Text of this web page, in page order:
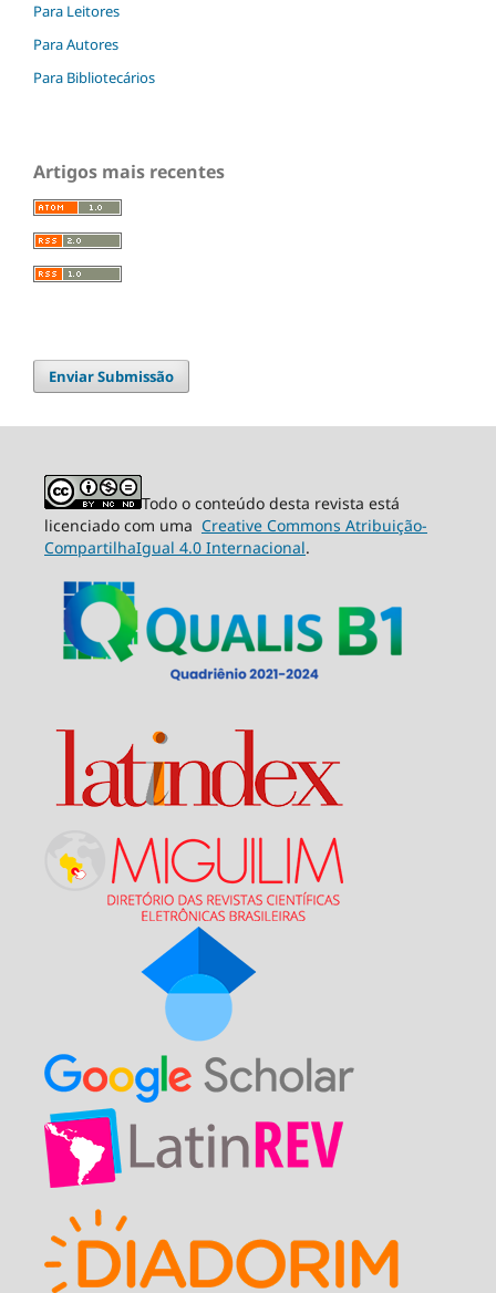
Para Leitores
Para Autores
Para Bibliotecários
Artigos mais recentes
Enviar Submissão
Todo o conteúdo desta revista está
licenciado com uma Creative Commons Atribuição-
CompartilhaIgual 4.0 Internacional.